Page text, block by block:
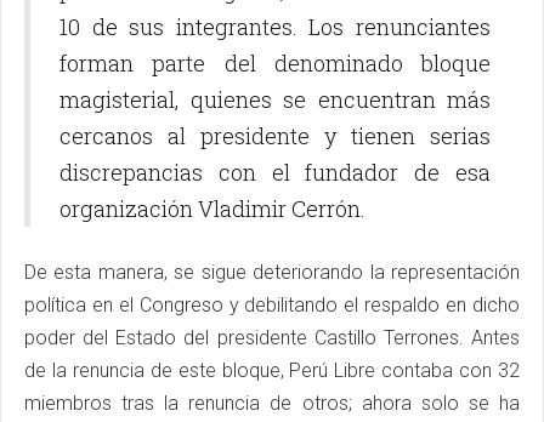
10 de sus integrantes. Los renunciantes
forman parte del denominado bloque
magisterial, quienes se encuentran más
cercanos al presidente y tienen serias
discrepancias con el fundador de esa
organización Vladimir Cerrón.
De esta manera, se sigue deteriorando la representación
política en el Congreso y debilitando el respaldo en dicho
poder del Estado del presidente Castillo Terrones. Antes
de la renuncia de este bloque, Perú Libre contaba con 32
miembros tras la renuncia de otros; ahora solo se ha